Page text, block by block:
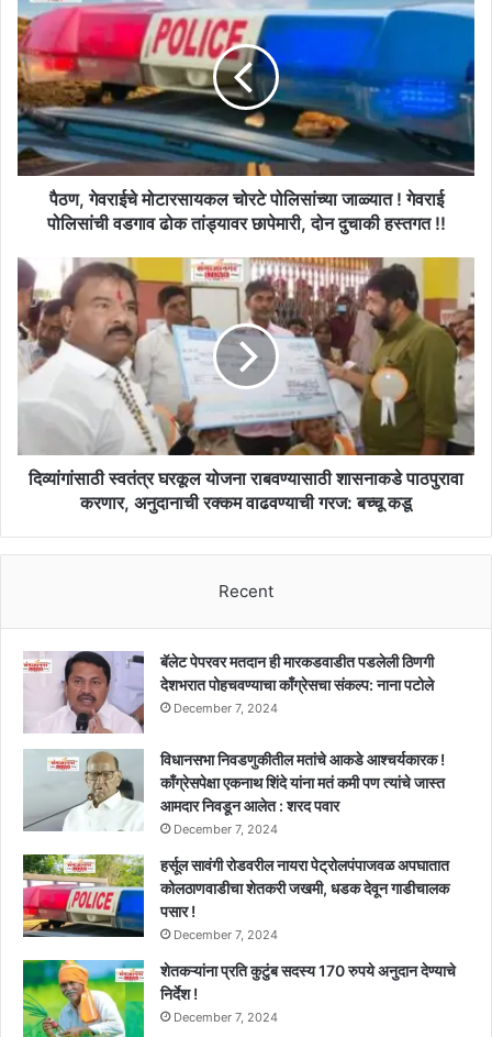
गेवराईचे
मोटारसायकल
चोरटे
पोलिसांच्या
जाळ्यात
!
गेवराई
पोलिसांची
वडगाव
छापेमारी,
दोन
दुचाकी
हस्तगत
!!
पैठण, गेवराईचे मोटारसायकल चोरटे पोलिसांच्या जाळ्यात ! गेवराई
पोलिसांची वडगाव ढोक तांड्यावर छापेमारी, दोन दुचाकी हस्तगत !!
दिव्यांगांसाठी
स्वतंत्र
घरकूल
योजना
राबवण्यासाठी
शासनाकडे
पाठपुरावा
अनुदानाची
रक्कम
दिव्यांगांसाठी स्वतंत्र घरकूल योजना राबवण्यासाठी शासनाकडे पाठपुरावा
करणार, अनुदानाची रक्कम वाढवण्याची गरज: बच्चू कडू
Recent
बॅलेट पेपरवर मतदान ही मारकडवाडीत पडलेली ठिणगी
देशभरात पोहचवण्याचा काँग्रेसचा संकल्प: नाना पटोले
December 7, 2024
विधानसभा निवडणुकीतील मतांचे आकडे आश्चर्यकारक !
काँग्रेसपेक्षा एकनाथ शिंदे यांना मतं कमी पण त्यांचे जास्त
आमदार निवडून आलेत : शरद पवार
December 7, 2024
हर्सूल सावंगी रोडवरील नायरा पेट्रोलपंपाजवळ अपघातात
कोलठाणवाडीचा शेतकरी जखमी, धडक देवून गाडीचालक
पसार !
December 7, 2024
शेतकऱ्यांना प्रति कुटुंब सदस्य 170 रुपये अनुदान देण्याचे
निर्देश !
December 7, 2024